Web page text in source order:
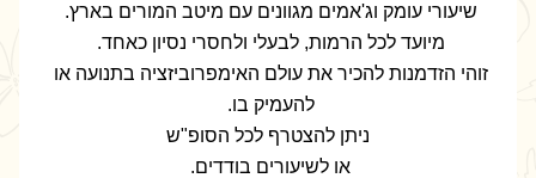
שיעורי עומק וג'אמים מגוונים עם מיטב המורים בארץ.
מיועד לכל הרמות, לבעלי ולחסרי נסיון כאחד.
להעמיק בו.
ניתן להצטרף לכל הסופ"ש
או לשיעורים בודדים.